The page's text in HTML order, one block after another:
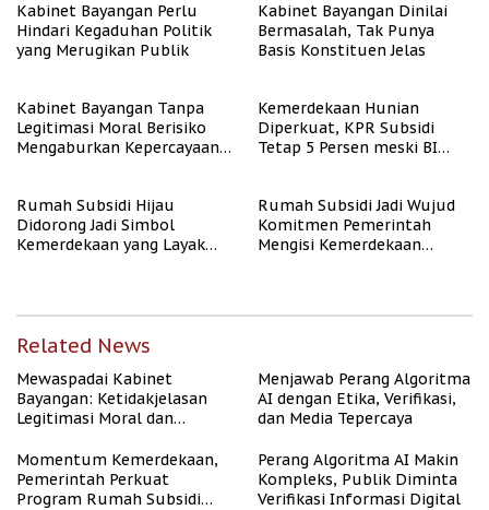
Kabinet Bayangan Perlu
Hindari Kegaduhan Politik
yang Merugikan Publik
Kabinet Bayangan Dinilai
Bermasalah, Tak Punya
Basis Konstituen Jelas
Kabinet Bayangan Tanpa
Legitimasi Moral Berisiko
Mengaburkan Kepercayaan
Kemerdekaan Hunian
Diperkuat, KPR Subsidi
Tetap 5 Persen meski BI
Rumah Subsidi Hijau
Didorong Jadi Simbol
Kemerdekaan yang Layak
Rumah Subsidi Jadi Wujud
Komitmen Pemerintah
Mengisi Kemerdekaan
Related News
Mewaspadai Kabinet
Bayangan: Ketidakjelasan
Legitimasi Moral dan
Menjawab Perang Algoritma
AI dengan Etika, Verifikasi,
dan Media Tepercaya
Momentum Kemerdekaan,
Pemerintah Perkuat
Program Rumah Subsidi
Perang Algoritma AI Makin
Kompleks, Publik Diminta
Verifikasi Informasi Digital